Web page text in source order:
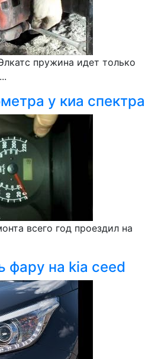
пружина идет только
у киа спектра
всего год проездил на
фару на kia ceed